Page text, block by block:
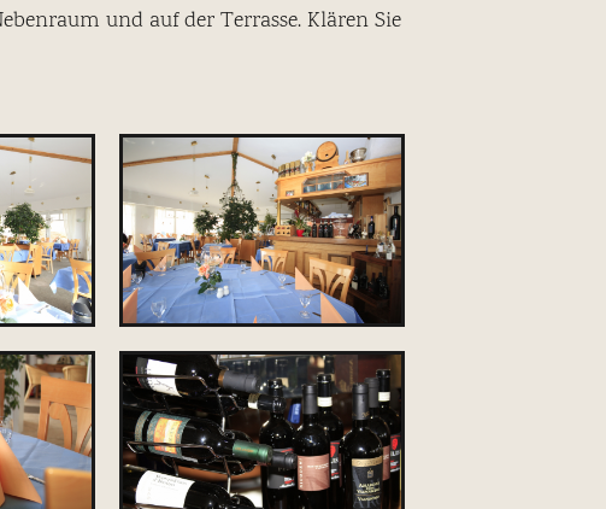
und auf der Terrasse. Klären Sie